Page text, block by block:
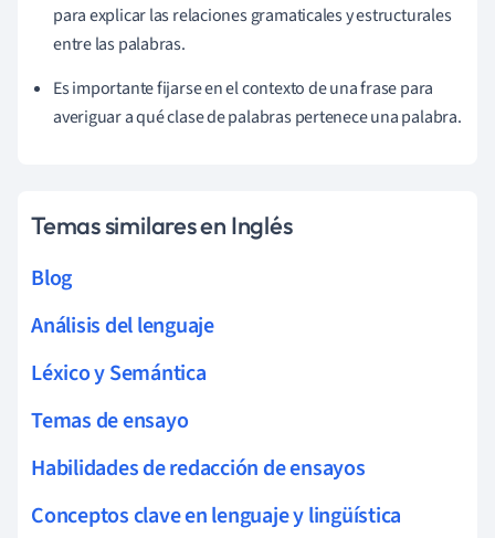
para explicar las relaciones gramaticales y estructurales
entre las palabras.
Es importante fijarse en el contexto de una frase para
averiguar a qué clase de palabras pertenece una palabra.
Temas similares en Inglés
Blog
Análisis del lenguaje
Léxico y Semántica
Temas de ensayo
Habilidades de redacción de ensayos
Conceptos clave en lenguaje y lingüística